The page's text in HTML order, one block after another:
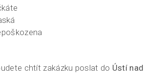
chtít zakázku poslat do Ústí nad